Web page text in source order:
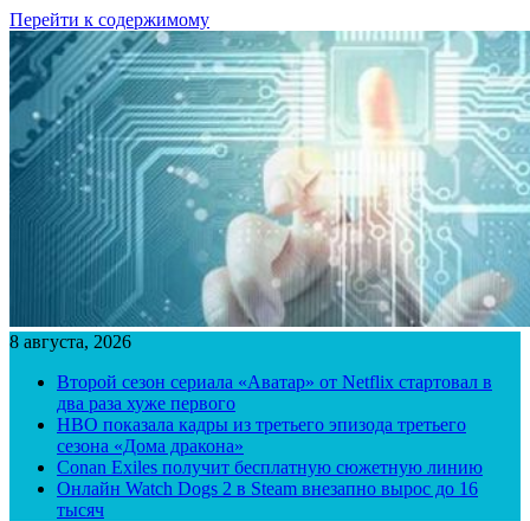
Перейти к содержимому
8 августа, 2026
Второй сезон сериала «Аватар» от Netflix стартовал в
два раза хуже первого
HBO показала кадры из третьего эпизода третьего
сезона «Дома дракона»
Conan Exiles получит бесплатную сюжетную линию
Онлайн Watch Dogs 2 в Steam внезапно вырос до 16
тысяч